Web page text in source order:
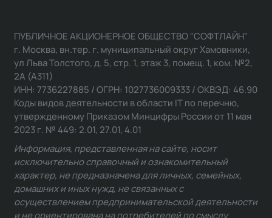
ПУБЛИЧНОЕ АКЦИОНЕРНОЕ ОБЩЕСТВО "СОФТЛАЙН"
г. Москва, вн.тер. г. муниципальный округ Хамовники,
ул Льва Толстого, д. 5, стр. 1, этаж 3, помещ. 1, ком. №2,
2А (А311)
ИНН: 7736227885 / ОГРН: 1027736009333 / ОКВЭД: 46.90
Коды видов деятельности в области IT по перечню,
утвержденному Приказом Минцифры России от 11 мая
2023 г. № 449: 2.01, 27.01, 4.01
Информация, представленная на сайте, носит
исключительно справочный и ознакомительный
характер, не предназначена для личных, семейных,
домашних и иных нужд, не связанных с
осуществлением предпринимательской деятельности
и не ориентирована на потребителей по смыслу